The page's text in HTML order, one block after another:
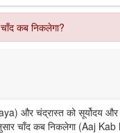
कब निकलेगा?
और चंद्रास्त को सूर्योदय और
चाँद कब निकलेगा (Aaj